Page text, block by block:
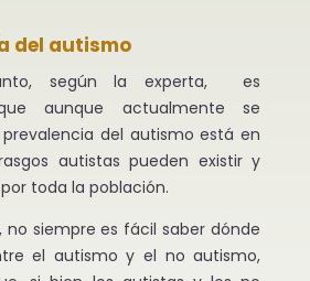
del autismo
según la experta, es
aunque actualmente se
del autismo está en
autistas pueden existir y
toda la población.
no siempre es fácil saber dónde
el autismo y el no autismo,